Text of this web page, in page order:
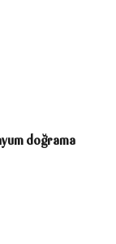
doğrama